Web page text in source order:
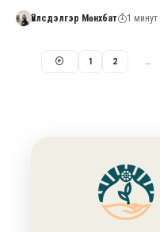
Үйлсдэлгэр Мөнхбат 1
1 2 …